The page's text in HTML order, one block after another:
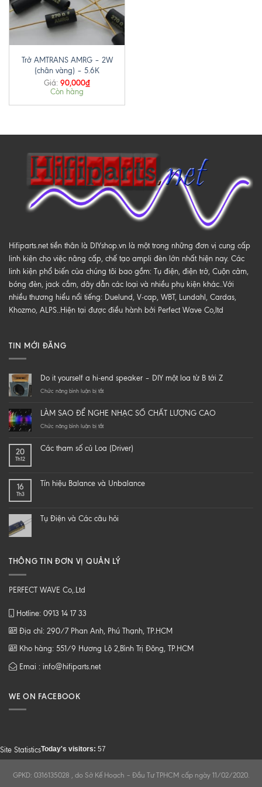
Trở AMTRANS AMRG – 2W
(chân vàng) – 5.6K
Giá: 90,000₫
Còn hàng
Hifiparts.net tiền thân là DIYshop.vn là một trong những đơn vị cung cấp
linh kiện cho việc nâng cấp, chế tạo ampli đèn lớn nhất hiện nay. Các
linh kiện phổ biến của chúng tôi bao gồm: Tụ điện, điện trở, Cuộn cảm,
bóng đèn, jack cắm, dây dẫn các loại và nhiều phụ kiện khác..Với
nhiều thương hiểu nổi tiếng: Duelund, V-cap, WBT, Lundahl, Cardas,
Khozmo, ALPS..Hiện tại được điều hành bởi Perfect Wave Co,ltd
TIN MỚI ĐĂNG
Do it yourself a hi-end speaker – DIY một loa từ B tới Z
Chức năng bình luận bị tắtở
yourself
a
speaker
loa
Z
LÀM SAO ĐỂ NGHE NHẠC SỐ CHẤT LƯỢNG CAO
Chức năng bình luận bị tắtở
ĐỂ
CHẤT
20
Th12
Các tham số củ Loa (Driver)
16
Th3
Tín hiệu Balance và Unbalance
Tụ Điện và Các câu hỏi
THÔNG TIN ĐƠN VỊ QUẢN LÝ
PERFECT WAVE Co,.Ltd
Hotline: 0913 14 17 33
Địa chỉ: 290/7 Phan Anh, Phú Thạnh, TP.HCM
Kho hàng: 551/9 Hương Lộ 2,Bình Trị Đông, TP.HCM
Emai : info@hifiparts.net
WE ON FACEBOOK
Site StatisticsToday's visitors: 57
GPKD: 0316135028 , do Sở Kế Hoạch – Đầu Tư TPHCM cấp ngày 11/02/2020.